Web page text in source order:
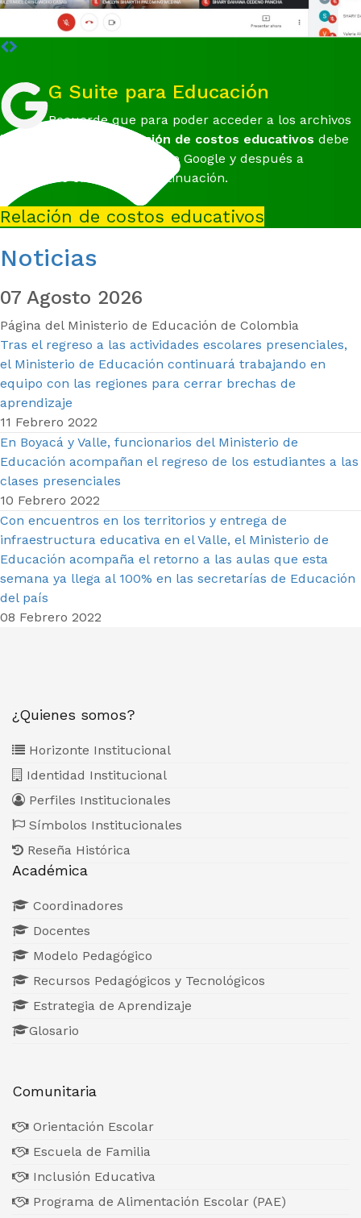
G Suite para Educación
Recuerde que para poder acceder a los archivos
institucionales del
Relación de costos educativos debe
registrarse con su cuenta de Google y después a
conectarse en el link a continuación.
Relación de costos educativos
Noticias
07 Agosto 2026
Página del Ministerio de Educación de Colombia
Tras el regreso a las actividades escolares presenciales,
el Ministerio de Educación continuará trabajando en
equipo con las regiones para cerrar brechas de
aprendizaje
11 Febrero 2022
En Boyacá y Valle, funcionarios del Ministerio de
Educación acompañan el regreso de los estudiantes a las
clases presenciales
10 Febrero 2022
Con encuentros en los territorios y entrega de
infraestructura educativa en el Valle, el Ministerio de
Educación acompaña el retorno a las aulas que esta
semana ya llega al 100% en las secretarías de Educación
del país
08 Febrero 2022
¿Quienes somos?
Horizonte Institucional
Identidad Institucional
Perfiles Institucionales
Símbolos Institucionales
Reseña Histórica
Académica
Coordinadores
Docentes
Modelo Pedagógico
Recursos Pedagógicos y Tecnológicos
Estrategia de Aprendizaje
Glosario
Comunitaria
Orientación Escolar
Escuela de Familia
Inclusión Educativa
Programa de Alimentación Escolar (PAE)